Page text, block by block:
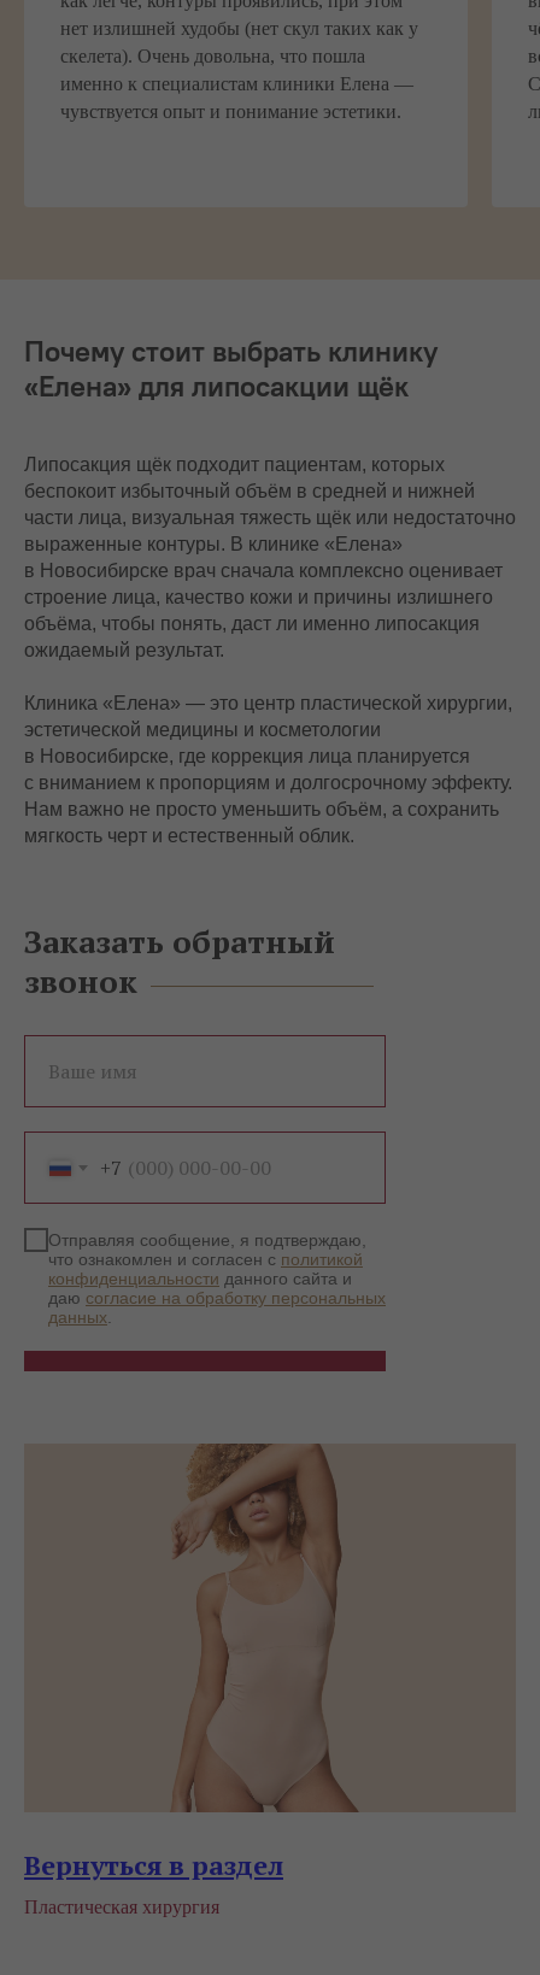
нет излишней худобы (нет скул таких как у
скелета). Очень довольна, что пошла
именно к специалистам клиники Елена —
чувствуется опыт и понимание эстетики.
Почему стоит выбрать клинику
«Елена» для липосакции щёк
Липосакция щёк подходит пациентам, которых
беспокоит избыточный объём в средней и нижней
части лица, визуальная тяжесть щёк или недостаточно
выраженные контуры. В клинике «Елена»
в Новосибирске врач сначала комплексно оценивает
строение лица, качество кожи и причины излишнего
объёма, чтобы понять, даст ли именно липосакция
ожидаемый результат.
Клиника «Елена» — это центр пластической хирургии,
эстетической медицины и косметологии
в Новосибирске, где коррекция лица планируется
с вниманием к пропорциям и долгосрочному эффекту.
Нам важно не просто уменьшить объём, а сохранить
мягкость черт и естественный облик.
Ваше имя
+7
Отправляя сообщение, я подтверждаю,
что ознакомлен и согласен с политикой
конфиденциальности данного сайта и
даю согласие на обработку персональных
данных
Заказать обратный
звонок
Вернуться в раздел
Пластическая хирургия